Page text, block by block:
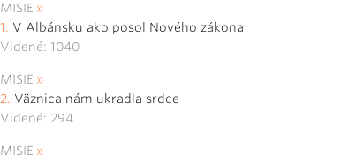
MISIE
V Albánsku ako posol Nového zákona
Videné: 1040
MISIE
Väznica nám ukradla srdce
Videné: 294
MISIE